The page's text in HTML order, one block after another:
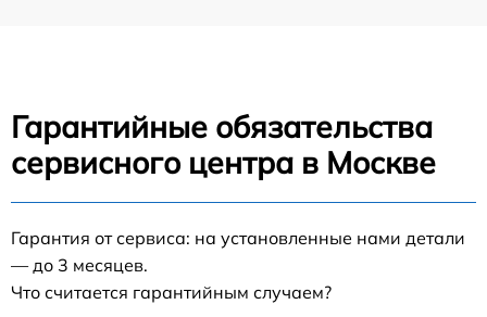
Гарантийные обязательства
сервисного центра в Москве
Гарантия от сервиса: на установленные нами детали
— до 3 месяцев.
Что считается гарантийным случаем?